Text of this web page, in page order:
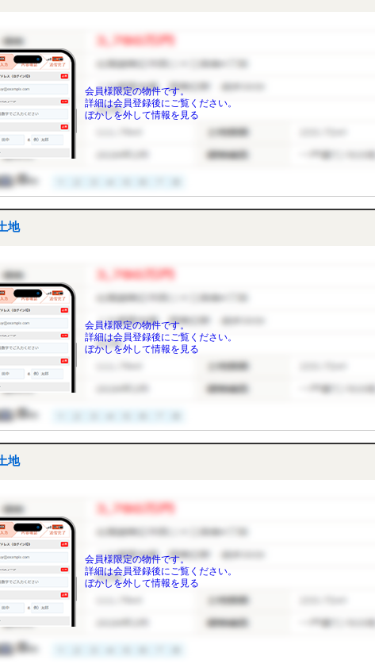
会員様限定の物件です。
詳細は会員登録後にご覧ください。
ぼかしを外して情報を見る
地
会員様限定の物件です。
詳細は会員登録後にご覧ください。
ぼかしを外して情報を見る
地
会員様限定の物件です。
詳細は会員登録後にご覧ください。
ぼかしを外して情報を見る